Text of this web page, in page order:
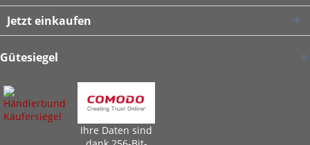
Jetzt einkaufen
Gütesiegel
Ihre Daten sind